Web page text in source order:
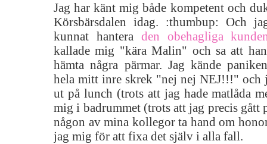
Jag har känt mig både kompetent och
Körsbärsdalen idag. :thumbup: Och
kunnat hantera den obehagliga
kallade mig "kära Malin" och sa att
hämta några pärmar. Jag kände
hela mitt inre skrek "nej nej NEJ!!!" och
ut på lunch (trots att jag hade matlåda
mig i badrummet (trots att jag precis gått
någon av mina kollegor ta hand om
jag mig för att fixa det själv i alla fall.